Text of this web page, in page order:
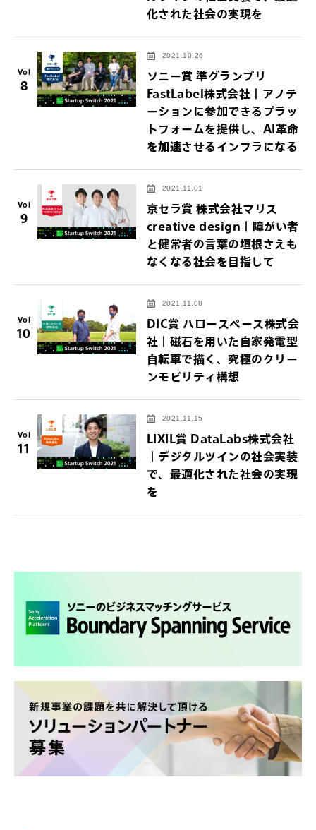
化された社会の実現を
Vol
8
2021.10.26
ソニー賞 準グランプリ
FastLabel株式会社｜アノテ
ーションに参加できるプラッ
トフォームを提供し、AI革命
を加速させるインフラになる
Vol
9
2021.11.01
京セラ賞 株式会社マリス
creative design｜障がい者
と健常者の言葉の垣根さえも
なくなる社会を目指して
Vol
10
2021.11.08
DIC賞 ハロースペース株式会
社｜磁石を用いた自家発電型
自転車で描く、究極のクリー
ンモビリティ構想
Vol
11
2021.11.15
LIXIL賞 DataLabs株式会社
｜デジタルツインの社会実装
で、最適化された社会の実現
を